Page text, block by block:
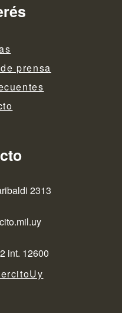
prensa
2313
int. 12600